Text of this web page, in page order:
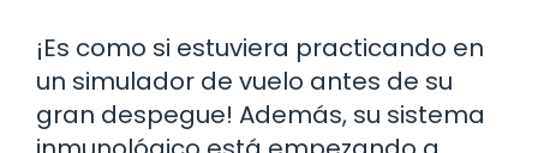
¡Es como si estuviera practicando en
un simulador de vuelo antes de su
gran despegue! Además, su sistema